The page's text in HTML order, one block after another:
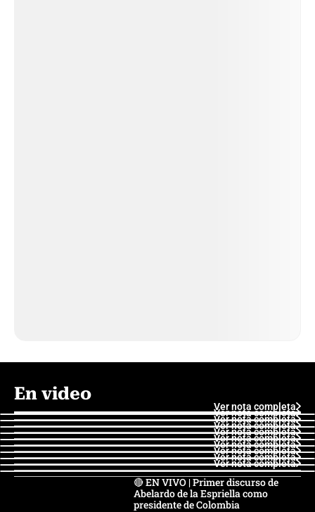
En video
Ver nota completa
Ver nota completa
Ver nota completa
Ver nota completa
Ver nota completa
Ver nota completa
Ver nota completa
Ver nota completa
Ver nota completa
Ver nota completa
🔴 EN VIVO | Primer discurso de
Abelardo de la Espriella como
presidente de Colombia